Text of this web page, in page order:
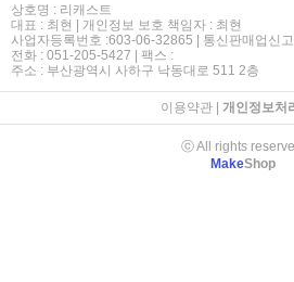
상호명 : 리캐스트
대표 : 최현 | 개인정보 보호 책임자 : 최현
사업자등록번호 :603-06-32865 | 통신판매업신
전화 : 051-205-5427 | 팩스 :
주소 : 부산광역시 사하구 낙동대로 511 2층
이용약관| 개인정보처
ⓒ All rights
MakeShop